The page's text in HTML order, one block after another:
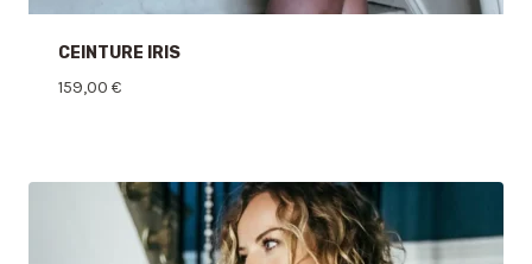
CEINTURE IRIS
159,00 €